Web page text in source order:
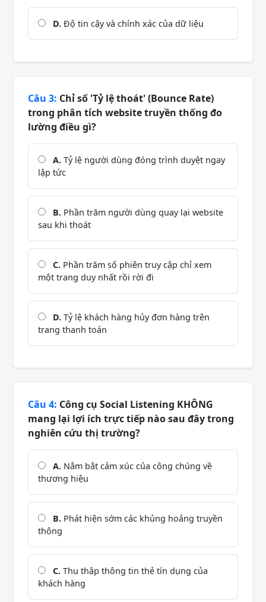
D. Độ tin cậy và chính xác của dữ liệu
Câu 3: Chỉ số 'Tỷ lệ thoát' (Bounce Rate)
trong phân tích website truyền thống đo
lường điều gì?
A. Tỷ lệ người dùng đóng trình duyệt ngay
lập tức
B. Phần trăm người dùng quay lại website
sau khi thoát
C. Phần trăm số phiên truy cập chỉ xem
một trang duy nhất rồi rời đi
D. Tỷ lệ khách hàng hủy đơn hàng trên
trang thanh toán
Câu 4: Công cụ Social Listening KHÔNG
mang lại lợi ích trực tiếp nào sau đây trong
nghiên cứu thị trường?
A. Nắm bắt cảm xúc của công chúng về
thương hiệu
B. Phát hiện sớm các khủng hoảng truyền
thông
C. Thu thập thông tin thẻ tín dụng của
khách hàng